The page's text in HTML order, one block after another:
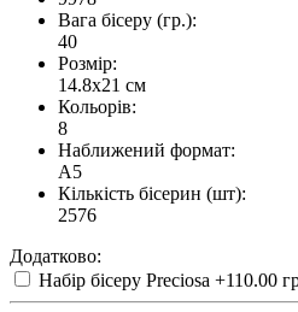
Вага бісеру (гр.):
40
Розмір:
14.8x21 см
Кольорів:
8
Наближений формат:
A5
Кількість бісерин (шт):
2576
Додатково:
Набір бісеру Preciosa +110.00